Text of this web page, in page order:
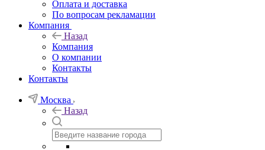
Оплата и доставка
По вопросам рекламации
Компания
Назад
Компания
О компании
Контакты
Контакты
Москва
Назад